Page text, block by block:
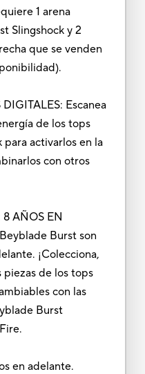
1 arena
Slingshock y 2
que se venden
Escanea
de los tops
activarlos en la
con otros
AÑOS EN
Burst son
¡Colecciona,
piezas de los tops
con las
Burst
en adelante.